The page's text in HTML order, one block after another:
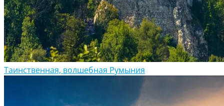
Таинственная, волшебная Румыния